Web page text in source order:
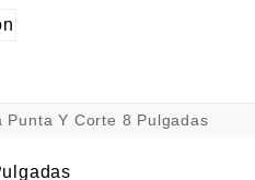
Punta Y Corte 8 Pulgadas